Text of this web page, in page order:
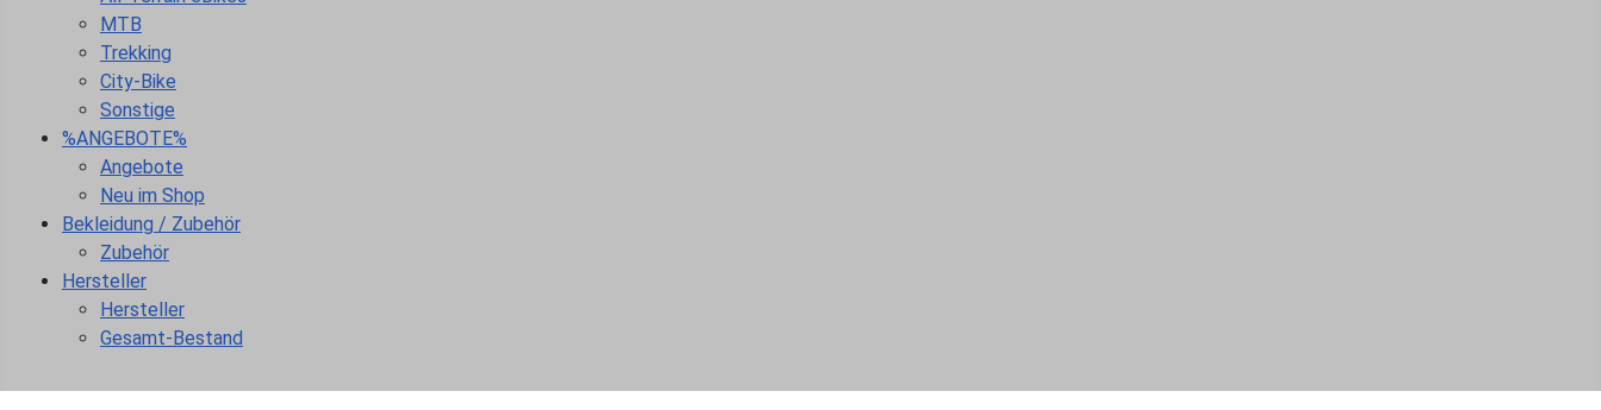
MTB
Trekking
City-Bike
Sonstige
%ANGEBOTE%
Angebote
Neu im Shop
Bekleidung / Zubehör
Zubehör
Hersteller
Hersteller
Gesamt-Bestand